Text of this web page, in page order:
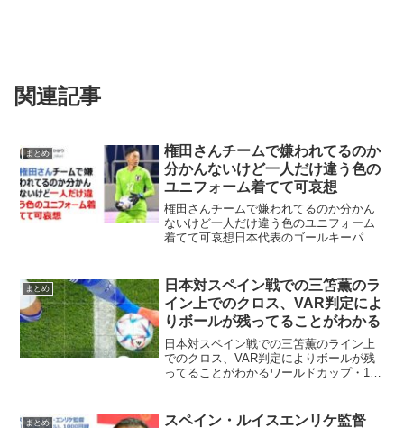
関連記事
まとめ
権田さんチームで嫌われてるのか
分かんないけど一人だけ違う色の
ユニフォーム着てて可哀想
権田さんチームで嫌われてるのか分かん
ないけど一人だけ違う色のユニフォーム
着てて可哀想日本代表のゴールキーパー
はないかという、「ベガサポ☆ひかり」
さんの発言が話題になって...
まとめ
日本対スペイン戦での三笘薫のラ
イン上でのクロス、VAR判定によ
りボールが残ってることがわかる
日本対スペイン戦での三笘薫のライン上
でのクロス、VAR判定によりボールが残
ってることがわかるワールドカップ・1次
折り返しでのライン上でのクロスを田中
まとめ スペイン・ルイスエンリケ監督